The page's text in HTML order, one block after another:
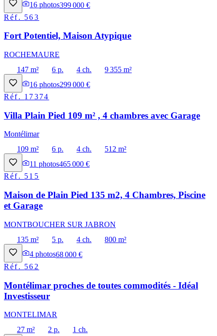
16 photos399 000 €
Réf. 563
Fort Potentiel, Maison Atypique
ROCHEMAURE
147 m²
6 p. 4 ch.
9 355 m²
16 photos299 000 €
Réf. 17374
Villa Plain Pied 109 m² , 4 chambres avec Garage
Montélimar
109 m²
6 p. 4 ch.
512 m²
11 photos465 000 €
Réf. 515
Maison de Plain Pied 135 m2, 4 Chambres, Piscine
et Garage
MONTBOUCHER SUR JABRON
135 m²
5 p. 4 ch.
800 m²
4 photos68 000 €
Réf. 562
Montélimar proches de toutes commodités - Idéal
Investisseur
MONTELIMAR
27 m²
2 p.
1 ch.